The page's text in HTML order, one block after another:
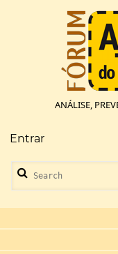
ANÁLISE,
Menu
de
conta
de
usuário
Entrar
Search